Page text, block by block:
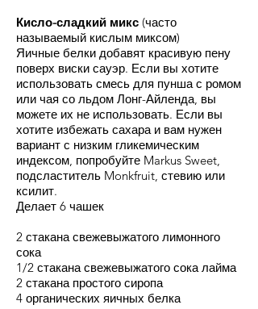
Кисло-сладкий микс (часто
называемый кислым миксом)
Яичные белки добавят красивую пену
поверх виски сауэр. Если вы хотите
использовать смесь для пунша с ромом
или чая со льдом Лонг-Айленда, вы
можете их не использовать. Если вы
хотите избежать сахара и вам нужен
вариант с низким гликемическим
индексом, попробуйте Markus Sweet,
подсластитель Monkfruit, стевию или
ксилит.
Делает 6 чашек
2 стакана свежевыжатого лимонного
сока
1/2 стакана свежевыжатого сока лайма
2 стакана простого сиропа
4 органических яичных белка